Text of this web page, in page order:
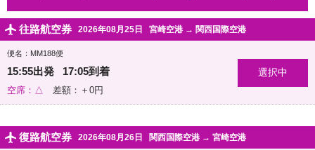
往路航空券 2026年08月25日 宮崎空港 → 関西国際空港
便名：MM188便
15:55出発 17:05到着
空席：△ 差額：＋0円
復路航空券 2026年08月26日 関西国際空港 → 宮崎空港